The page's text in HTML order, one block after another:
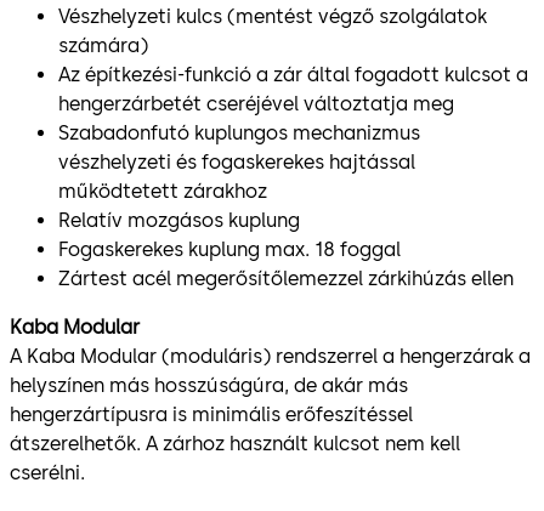
Vészhelyzeti kulcs (mentést végző szolgálatok
számára)
Az építkezési-funkció a zár által fogadott kulcsot a
hengerzárbetét cseréjével változtatja meg
Szabadonfutó kuplungos mechanizmus
vészhelyzeti és fogaskerekes hajtással
működtetett zárakhoz
Relatív mozgásos kuplung
Fogaskerekes kuplung max. 18 foggal
Zártest acél megerősítőlemezzel zárkihúzás ellen
Kaba Modular
A Kaba Modular (moduláris) rendszerrel a hengerzárak a
helyszínen más hosszúságúra, de akár más
hengerzártípusra is minimális erőfeszítéssel
átszerelhetők. A zárhoz használt kulcsot nem kell
cserélni.